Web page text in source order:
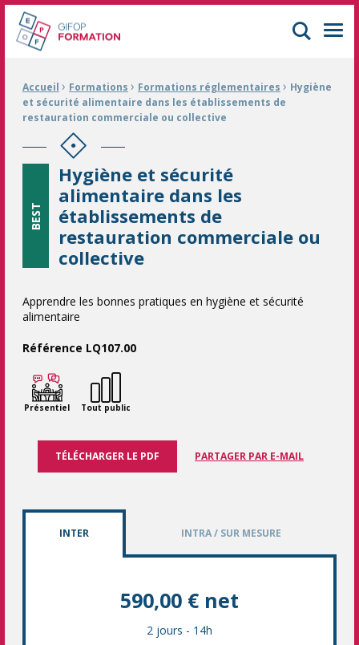
GIFOP Formation Centre de formation continue à Mulhouse
Fil d'Ariane :
Accueil › Formations › Formations réglementaires › Hygiène
et sécurité alimentaire dans les établissements de
restauration commerciale ou collective
Hygiène et sécurité
alimentaire dans les
établissements de
restauration commerciale ou
collective
BEST
Apprendre les bonnes pratiques en hygiène et sécurité
alimentaire
Référence LQ107.00
Présentiel Tout public
TÉLÉCHARGER LE PDF PARTAGER PAR E-MAIL
INTER INTRA / SUR MESURE
590,00 € net
2 jours - 14h